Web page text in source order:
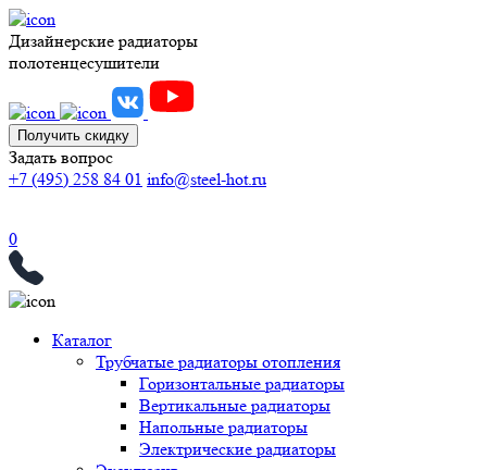
Дизайнерские радиаторы
полотенцесушители
Получить скидку
Задать вопрос
+7 (495) 258 84 01 info@steel-hot.ru
0
Каталог
Трубчатые радиаторы отопления
Горизонтальные радиаторы
Вертикальные радиаторы
Напольные радиаторы
Электрические радиаторы